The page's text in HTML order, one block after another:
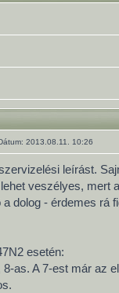
2013.08.11. 10:26
leírást.
veszélyes,
dolog - érdemes rá
esetén:
8-as. A 7-est már az